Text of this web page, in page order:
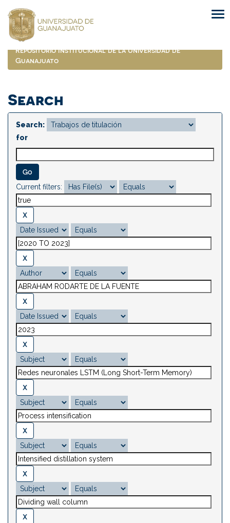
navigation
Repositorio Institucional de la Universidad de
Guanajuato
Search
Search:
for
Current filters: